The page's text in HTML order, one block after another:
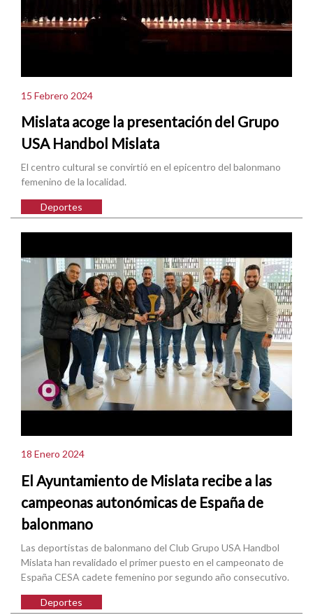
15 Febrero 2024
Mislata acoge la presentación del Grupo
USA Handbol Mislata
El centro cultural se convirtió en el epicentro del balonmano
femenino de la localidad.
Deportes
18 Enero 2024
El Ayuntamiento de Mislata recibe a las
campeonas autonómicas de España de
balonmano
Las deportistas de balonmano del Club Grupo USA Handbol
Mislata han revalidado el primer puesto en el campeonato de
España CESA cadete femenino por segundo año consecutivo.
Deportes